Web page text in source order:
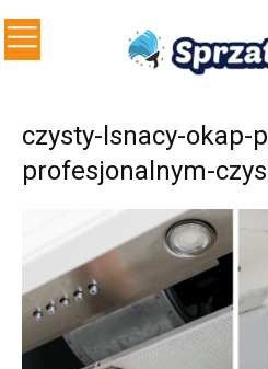
czysty-lsnacy-okap-
profesjonalnym-